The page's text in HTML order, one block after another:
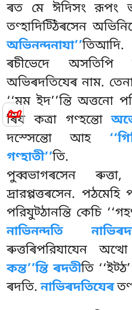
📜
ৰত মে ঈদিসং রূপং
তণ্হাদিট্ঠিৰসেন
অভিনন্দনাযা’’তিআদি.
ৰচীভেদে অসতিপি
অভিৰদতিযেৰ নাম.
‘‘মম ইদ’’ন্তি অত্তনো
ৰিয কত্ৰা গণ্হন্তো
দস্সেন্তো আহ
গণ্হাতী’’তি.
পুব্বভাগৰসেন ৰুত্তা,
দ্ৰারপ্পত্তৰসেন.
পরিযুট্ঠানন্তি কেচি
নাভিনন্দতি
ৰুত্তৰিপরিযাযেন
কন্ত’’ন্তি ৰদতীতি
ৰদতি.নাভিৰদতিযেৰ